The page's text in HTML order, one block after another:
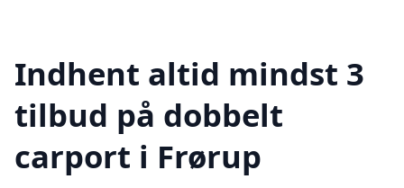
Indhent altid mindst 3
tilbud på dobbelt
carport i Frørup